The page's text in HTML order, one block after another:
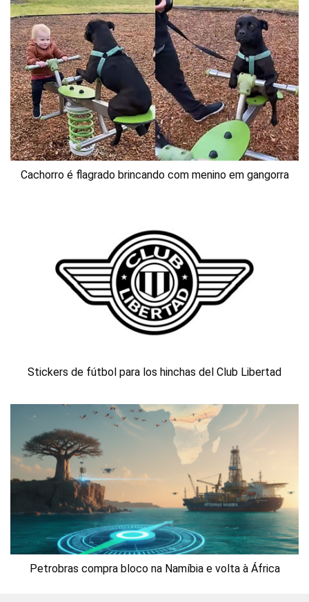
Cachorro é flagrado brincando com menino em gangorra
Stickers de fútbol para los hinchas del Club Libertad
Petrobras compra bloco na Namíbia e volta à África